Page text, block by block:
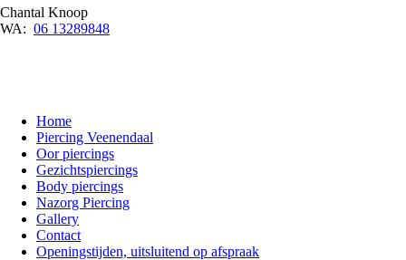
Chantal Knoop
WA: 06 13289848
Home
Piercing Veenendaal
Oor piercings
Gezichtspiercings
Body piercings
Nazorg Piercing
Gallery
Contact
Openingstijden, uitsluitend op afspraak